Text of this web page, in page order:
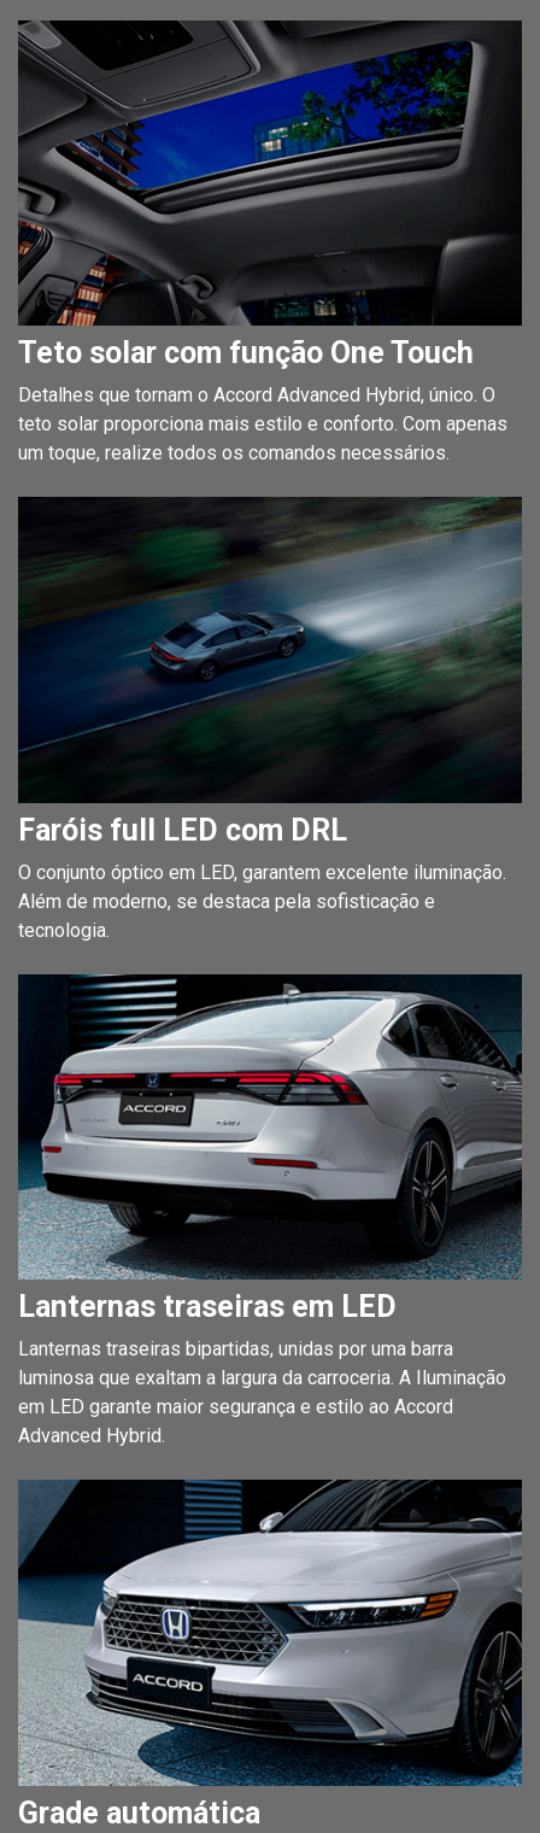
Teto solar com função One Touch
Detalhes que tornam o Accord Advanced Hybrid, único. O
teto solar proporciona mais estilo e conforto. Com apenas
um toque, realize todos os comandos necessários.
Faróis full LED com DRL
O conjunto óptico em LED, garantem excelente iluminação.
Além de moderno, se destaca pela sofisticação e
tecnologia.
Lanternas traseiras em LED
Lanternas traseiras bipartidas, unidas por uma barra
luminosa que exaltam a largura da carroceria. A Iluminação
em LED garante maior segurança e estilo ao Accord
Advanced Hybrid.
Grade automática